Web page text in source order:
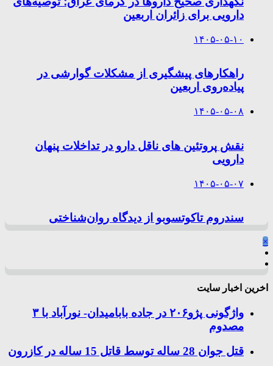
دارویی برای زائران اربعین
۱۴۰۵-۰۵-۱۰
راهکارهای پیشگیری از مشکلات گوارشی در
پیاده‌روی اربعین
۱۴۰۵-۰۵-۰۸
نقش پروتئین های ناقل دارو در تداخلات پنهان
دارویی
۱۴۰۵-۰۵-۰۷
سندروم تاکوتسوبو از دیدگاه روان‌شناختی
×
اخرین اخبار سایت
واژگونی پژو۲۰۶ در جاده بابامیدان- نورآباد با ۳
مصدوم
قتل جوان 28 ساله توسط قاتل 15 ساله در کازرون